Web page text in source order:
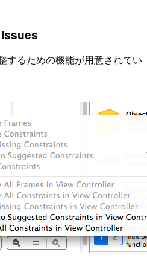
するための機能が用意されてい